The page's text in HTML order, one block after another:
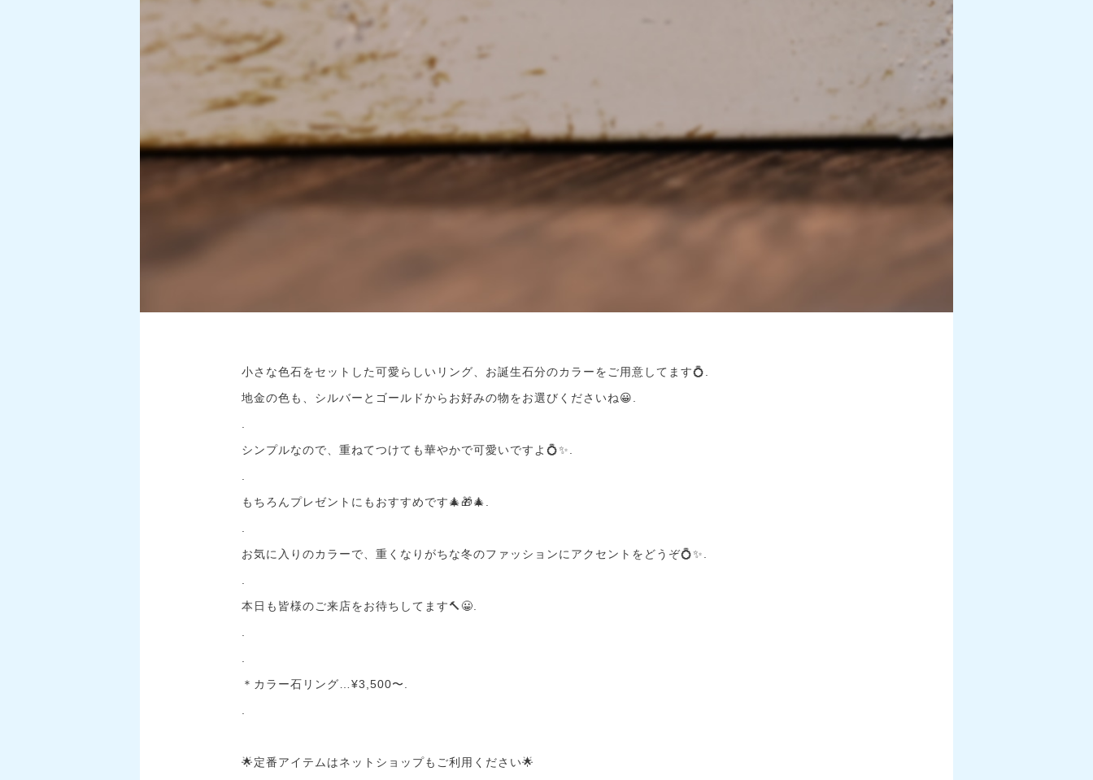
小さな色石をセットした可愛らしいリング、お誕生石分のカラーをご用意してます💍.
地金の色も、シルバーとゴールドからお好みの物をお選びくださいね😀.
シンプルなので、重ねてつけても華やかで可愛いですよ💍✨.
もちろんプレゼントにもおすすめです🎄🎁🎄.
お気に入りのカラーで、重くなりがちな冬のファッションにアクセントをどうぞ💍✨.
本日も皆様のご来店をお待ちしてます🔨😀.
＊カラー石リング…¥3,500〜.
🌟定番アイテムはネットショップもご利用ください🌟